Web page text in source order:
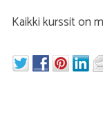
Kaikki kurssit on